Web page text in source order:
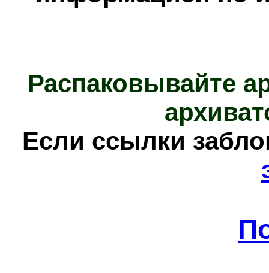
Распаковывайте
Если ссылки